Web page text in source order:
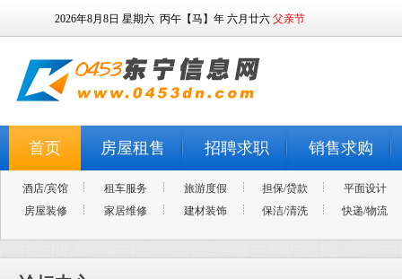
2026年8月8日 星期六 丙午【马】年 六月廿六 父亲节
首页 房屋租售 招聘求职 销售求购
酒店/宾馆 租车服务 旅游度假 担保/贷款
平面设计
房屋装修
家居维修 建材装饰 保洁/清洗 快递/物流